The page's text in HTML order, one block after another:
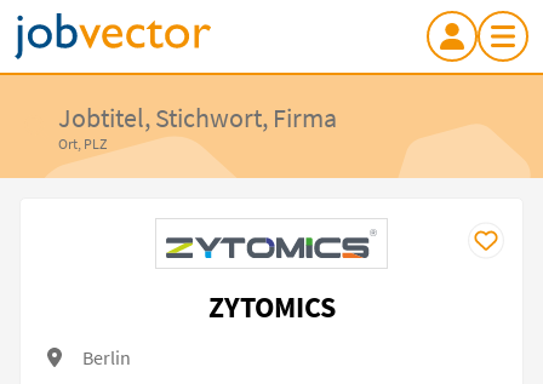
Jobtitel, Stichwort, Firma
Ort, PLZ
ZYTOMICS
Berlin